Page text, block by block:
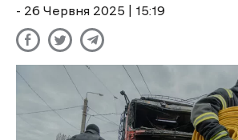
- 26 Червня 2025 | 15:19